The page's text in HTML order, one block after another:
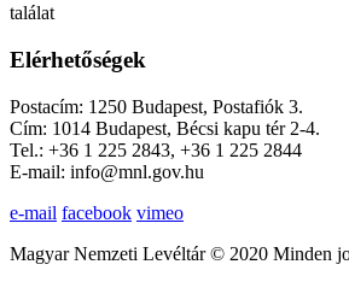
találat
Elérhetőségek
Postacím: 1250 Budapest, Postafiók 3.
Cím: 1014 Budapest, Bécsi kapu tér 2-4.
Tel.: +36 1 225 2843, +36 1 225 2844
E-mail: info@mnl.gov.hu
e-mail facebook vimeo
Magyar Nemzeti Levéltár © 2020 Minden